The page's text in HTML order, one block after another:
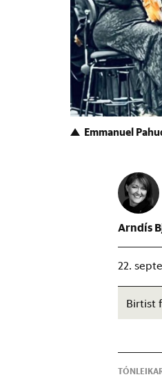
Emmanuel
Arndís
22.
Birtist